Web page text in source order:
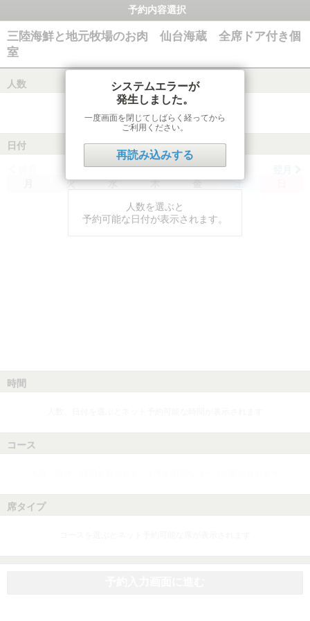
予約内容選択
三陸海鮮と地元牧場のお肉 仙台海蔵 全席ドア付き個
室
人数
日付
火 水 木 金 土
人数を選ぶと
予約可能な日付が表示されます。
時間
コース
席タイプ
システムエラーが
発生しました。
一度画面を閉じてしばらく経ってから
ご利用ください。
再読み込みする